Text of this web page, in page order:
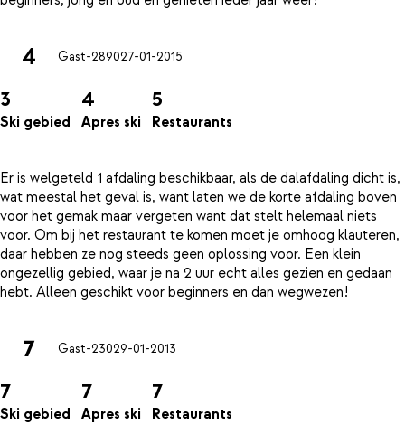
4 Gast-289027-01-2015
3
Ski gebied
4
Apres ski
5
Restaurants
Er is welgeteld 1 afdaling beschikbaar, als de dalafdaling dicht is,
wat meestal het geval is, want laten we de korte afdaling boven
voor het gemak maar vergeten want dat stelt helemaal niets
voor. Om bij het restaurant te komen moet je omhoog klauteren,
daar hebben ze nog steeds geen oplossing voor. Een klein
ongezellig gebied, waar je na 2 uur echt alles gezien en gedaan
7 Gast-23029-01-2013
7
Ski gebied
7
Apres ski
7
Restaurants